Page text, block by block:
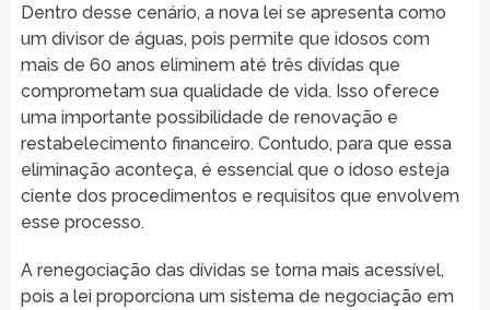
Dentro desse cenário, a nova lei se apresenta como
um divisor de águas, pois permite que idosos com
mais de 60 anos eliminem até três dívidas que
comprometam sua qualidade de vida. Isso oferece
uma importante possibilidade de renovação e
restabelecimento financeiro. Contudo, para que essa
eliminação aconteça, é essencial que o idoso esteja
ciente dos procedimentos e requisitos que envolvem
esse processo.
A renegociação das dívidas se torna mais acessível,
pois a lei proporciona um sistema de negociação em